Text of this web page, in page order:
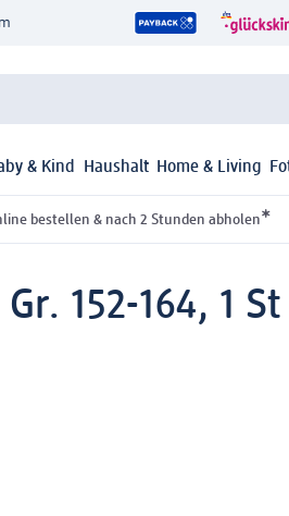
& Kind Haushalt Home & Living
bestellen & nach 2 Stunden abholen*
152-164, 1 St